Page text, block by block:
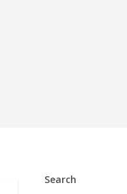
Search